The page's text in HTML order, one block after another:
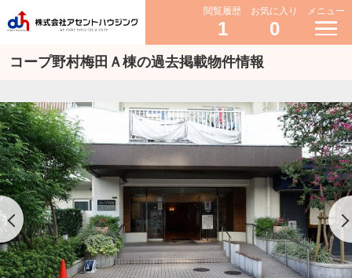
閲覧履歴
1
お気に入り
0
メニュー
コープ野村梅田Ａ棟の過去掲載物件情報